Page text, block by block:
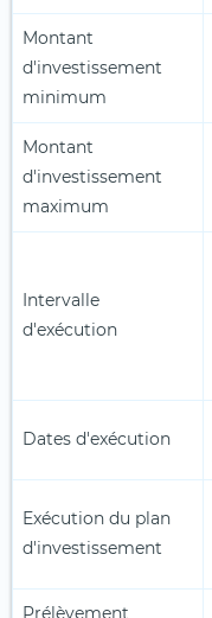
Montant
d'investissement
minimum
Montant
d'investissement
maximum
Intervalle
d'exécution
Dates d'exécution
Exécution du plan
d'investissement
Prélèvement